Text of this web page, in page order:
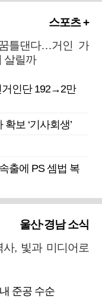
스포츠 +
꿈틀댄다…거인 가
살릴까
거인단 192→2만
보 ‘기사회생’
출에 PS 셈법 복
울산·경남 소식
사, 빛과 미디어로
준공 수순